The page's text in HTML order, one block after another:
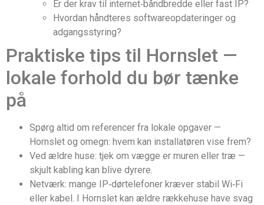
Er der krav til internet‑båndbredde eller fast IP?
Hvordan håndteres softwareopdateringer og
adgangsstyring?
Praktiske tips til Hornslet —
lokale forhold du bør tænke
på
Spørg altid om referencer fra lokale opgaver —
Hornslet og omegn: hvem kan installatøren vise frem?
Ved ældre huse: tjek om vægge er muren eller træ —
skjult kabling kan blive dyrere.
Netværk: mange IP‑dørtelefoner kræver stabil Wi‑Fi
eller kabel. I Hornslet kan ældre rækkehuse have svag